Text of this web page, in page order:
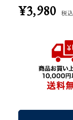
¥3,980 税込